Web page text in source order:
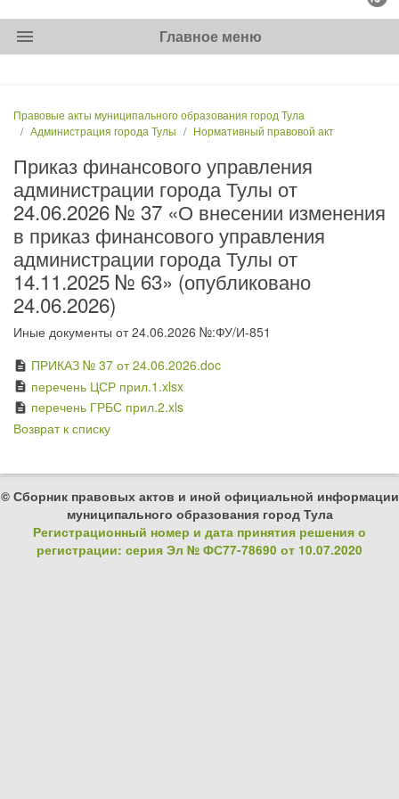
menu Главное меню
Правовые акты муниципального образования город Тула
Администрация города Тулы
Нормативный правовой акт
Приказ финансового управления
администрации города Тулы от
24.06.2026 № 37 «О внесении изменения
в приказ финансового управления
администрации города Тулы от
14.11.2025 № 63» (опубликовано
24.06.2026)
Иные документы от 24.06.2026 №:ФУ/И-851
description ПРИКАЗ № 37 от 24.06.2026.doc
description перечень ЦСР прил.1.xlsx
description перечень ГРБС прил.2.xls
Возврат к списку
© Сборник правовых актов и иной официальной информации
муниципального образования город Тула
Регистрационный номер и дата принятия решения о
регистрации: серия Эл № ФС77-78690 от 10.07.2020